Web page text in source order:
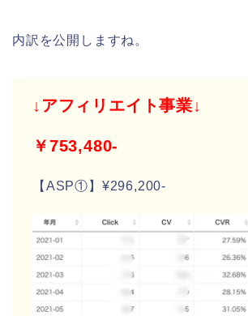
内訳を公開しますね。
↓アフィリエイト事業↓
￥753,480-
【ASP①】¥296,200-